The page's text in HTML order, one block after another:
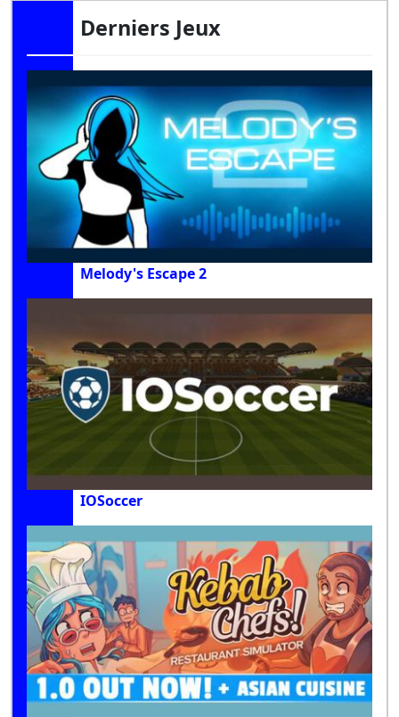
Derniers Jeux
Melody's Escape 2
IOSoccer